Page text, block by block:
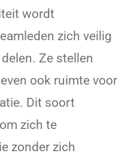
wordt
zich veilig
Ze stellen
ook ruimte voor
Dit soort
zich te
zonder zich